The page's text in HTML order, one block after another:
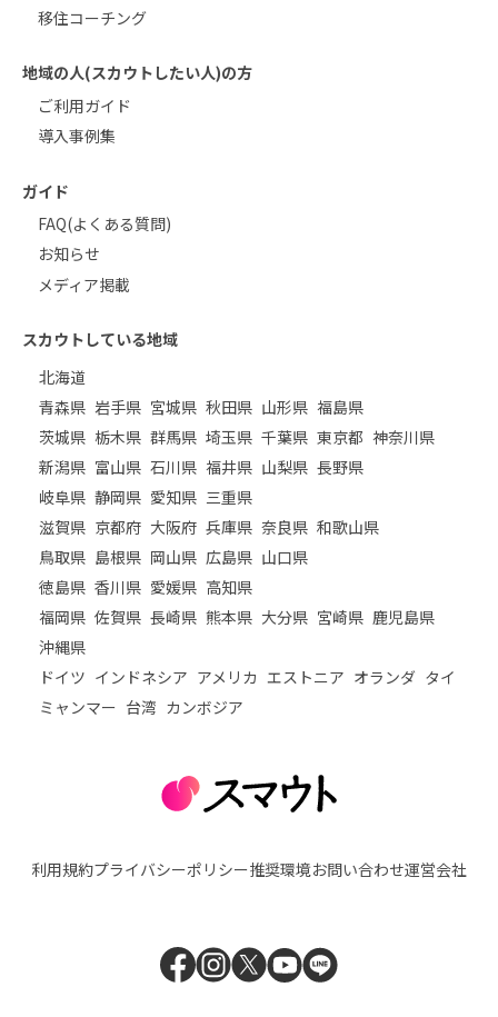
移住コーチング
地域の人(スカウトしたい人)の方
ご利用ガイド
導入事例集
ガイド
FAQ(よくある質問)
お知らせ
メディア掲載
スカウトしている地域
北海道
青森県 岩手県 宮城県 秋田県 山形県 福島県
茨城県 栃木県 群馬県 埼玉県 千葉県 東京都 神奈川県
新潟県 富山県 石川県 福井県 山梨県 長野県
岐阜県 静岡県 愛知県 三重県
滋賀県 京都府 大阪府 兵庫県 奈良県 和歌山県
鳥取県 島根県 岡山県 広島県 山口県
徳島県 香川県 愛媛県 高知県
福岡県 佐賀県 長崎県 熊本県 大分県 宮崎県 鹿児島県
沖縄県
ドイツ インドネシア アメリカ エストニア オランダ タイ
ミャンマー 台湾 カンボジア
利用規約プライバシーポリシー推奨環境お問い合わせ運営会社